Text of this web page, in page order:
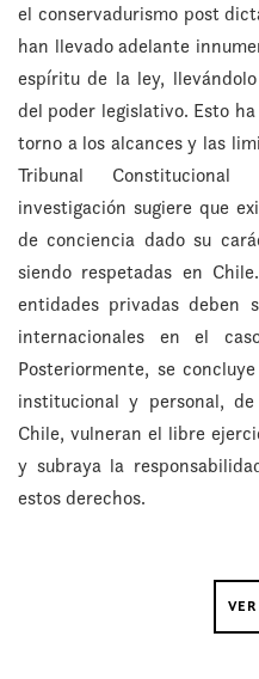
el conservadurismo post
han llevado adelante
espíritu de la ley,
del poder legislativo. Esto
torno a los alcances y las
Tribunal Constitucional
investigación sugiere que
de conciencia dado su
siendo respetadas en
entidades privadas deben
internacionales en el
Posteriormente, se
institucional y personal,
Chile, vulneran el libre
y subraya la
estos derechos.